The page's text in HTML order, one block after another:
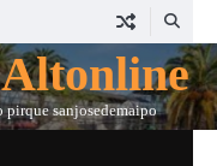
sanjosedemaipo